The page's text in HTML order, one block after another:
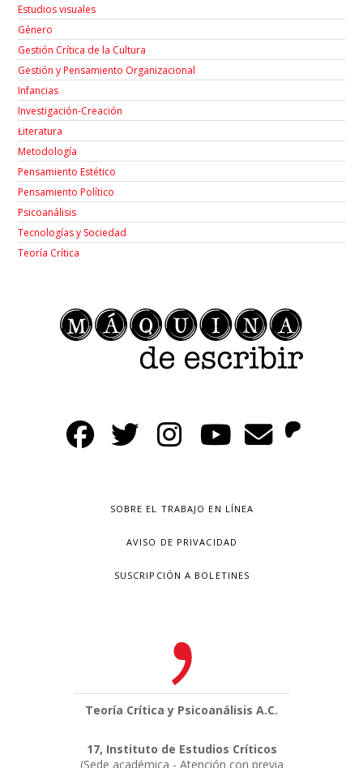
Estudios visuales
Género
Gestión Crítica de la Cultura
Gestión y Pensamiento Organizacional
Infancias
Investigación-Creación
Łiteratura
Metodología
Pensamiento Estético
Pensamiento Político
Psicoanálisis
Tecnologías y Sociedad
Teoría Crítica
SOBRE EL TRABAJO EN LÍNEA
AVISO DE PRIVACIDAD
SUSCRIPCIÓN A BOLETINES
Teoría Crítica y Psicoanálisis A.C.
17, Instituto de Estudios Críticos
(Sede académica - Atención con previa